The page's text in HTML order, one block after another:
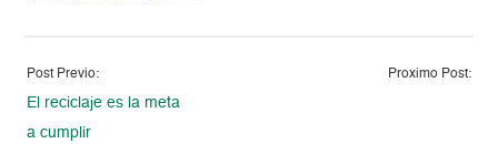
Post Previo:
El reciclaje es la meta
a cumplir
Proximo Post: